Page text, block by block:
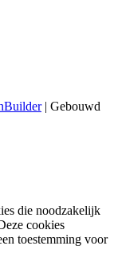
| Gebouwd
die noodzakelijk
cookies
toestemming voor